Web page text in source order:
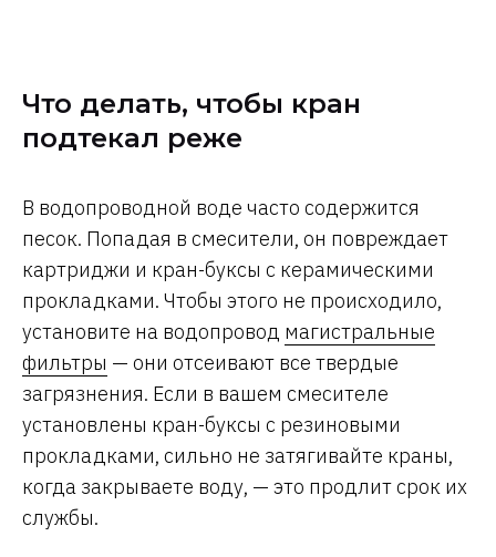
Что делать, чтобы кран
подтекал реже
В водопроводной воде часто содержится
песок. Попадая в смесители, он повреждает
картриджи и кран-буксы с керамическими
прокладками. Чтобы этого не происходило,
установите на водопровод магистральные
фильтры — они отсеивают все твердые
загрязнения. Если в вашем смесителе
установлены кран-буксы с резиновыми
прокладками, сильно не затягивайте краны,
когда закрываете воду, — это продлит срок их
службы.